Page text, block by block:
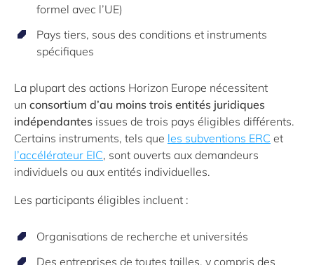
formel avec l’UE)
Pays tiers, sous des conditions et instruments
spécifiques
La plupart des actions Horizon Europe nécessitent
un consortium d’au moins trois entités juridiques
indépendantes issues de trois pays éligibles différents.
Certains instruments, tels que les subventions ERC et
l’accélérateur EIC, sont ouverts aux demandeurs
individuels ou aux entités individuelles.
Les participants éligibles incluent :
Organisations de recherche et universités
Des entreprises de toutes tailles, y compris des